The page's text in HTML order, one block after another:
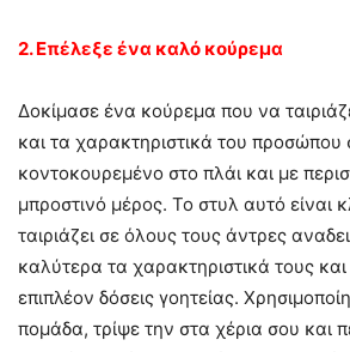
2. Επέλεξε ένα καλό κούρεμα
Δοκίμασε ένα κούρεμα που να
και τα χαρακτηριστικά του
κοντοκουρεμένο στο πλάι και με
μπροστινό μέρος. Το στυλ αυτό είναι
ταιριάζει σε όλους τους άντρες
καλύτερα τα χαρακτηριστικά τους
επιπλέον δόσεις γοητείας.
πομάδα, τρίψε την στα χέρια σου και